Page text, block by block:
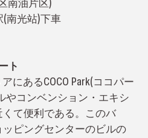
(南光站)下車
ト
にあるCOCO Park(ココパー
やコンベンション・エキシ
て便利である。このバ
ピングセンターのビルの